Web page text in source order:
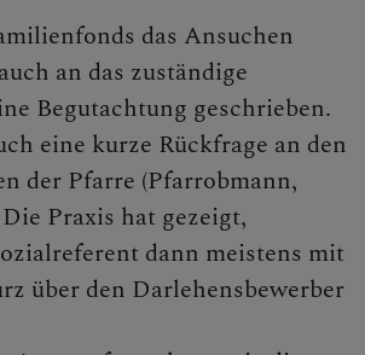
das Ansuchen
an das zuständige
Begutachtung geschrieben.
eine kurze Rückfrage an den
der Pfarre (Pfarrobmann,
Praxis hat gezeigt,
dann meistens mit
über den Darlehensbewerber